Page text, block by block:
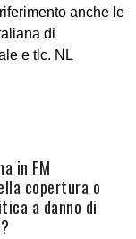
anche le
di
e tlc. NL
in FM
copertura o
a danno di